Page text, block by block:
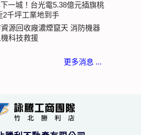
一城！台光電5.38億元插旗桃
2千坪工業地到手
源回收廠濃煙竄天 消防機器
科技救援
更多消息 ...